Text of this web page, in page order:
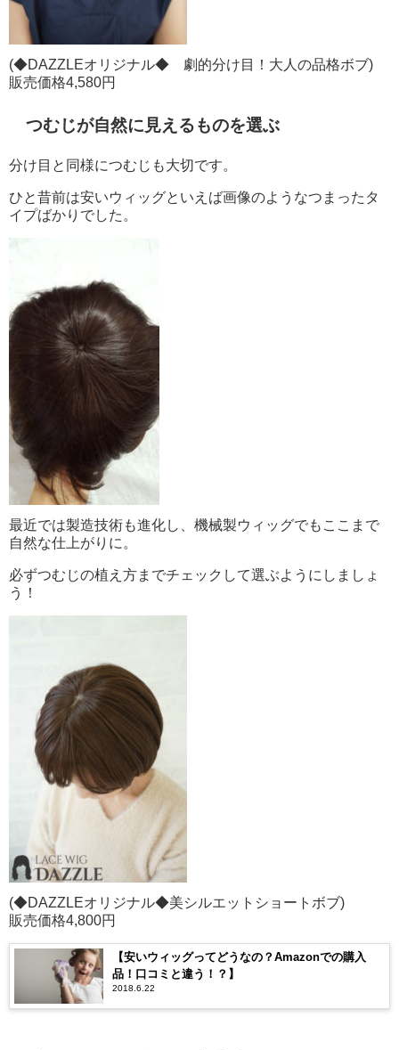
(◆DAZZLEオリジナル◆ 劇的分け目！大人の品格ボブ)
販売価格4,580円
つむじが自然に見えるものを選ぶ
分け目と同様につむじも大切です。
ひと昔前は安いウィッグといえば画像のようなつまったタ
イプばかりでした。
最近では製造技術も進化し、機械製ウィッグでもここまで
自然な仕上がりに。
必ずつむじの植え方までチェックして選ぶようにしましょ
う！
(◆DAZZLEオリジナル◆美シルエットショートボブ)
販売価格4,800円
【安いウィッグってどうなの？Amazonでの購入
品！口コミと違う！？】
2018.6.22